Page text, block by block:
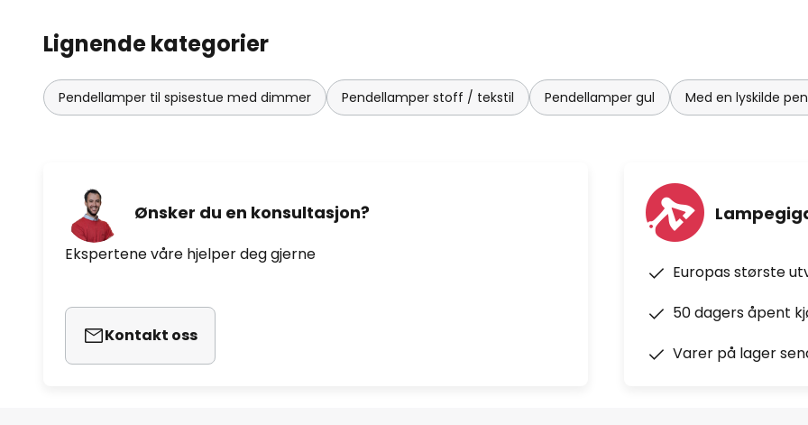
Lignende kategorier
Pendellamper til spisestue med dimmer Pendellamper stoff / tekstil Pendellamper gul Med en lyskilde
Ønsker du en konsultasjon?
Ekspertene våre hjelper deg gjerne
Kontakt oss
Europas største
50 dagers åpent
Varer på lager